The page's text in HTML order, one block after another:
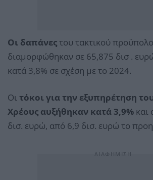
Οι δαπάνεςτου τακτικού
διαμορφώθηκαν σε 65,875 δισ .
κατά 3,8% σε σχέση με το 2024.
Οι τόκοι για την εξυπηρέτηση
Χρέους αυξήθηκαν κατά 3,9% και
δισ. ευρώ, από 6,9 δισ. ευρώ το